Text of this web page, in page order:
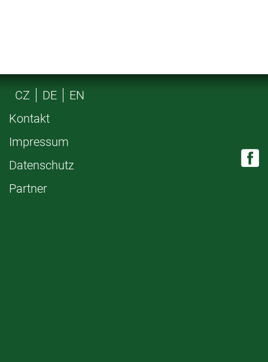
CZ DE
EN
Kontakt
Impressum
Datenschutz
Partner